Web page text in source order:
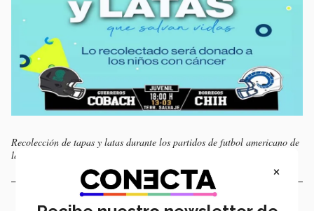
Recolección de tapas y latas durante los partidos de futbol americano de
los Borregos de Chihuahua
×